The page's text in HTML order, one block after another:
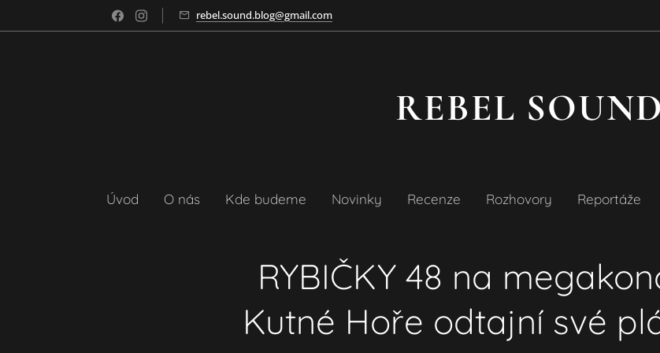
rebel.sound.blog@gmail.com
REBEL SOUND
Úvod O nás Kde budeme Novinky Recenze Rozhovory Reportáže
RYBIČKY 48 na
Kutné Hoře odtajní své